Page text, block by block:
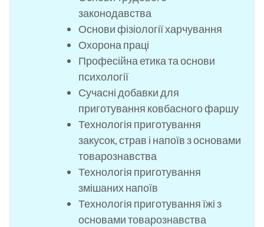
законодавства
Основи фізіології харчування
Охорона праці
Професійна етика та основи
психології
Сучасні добавки для
приготування ковбасного фаршу
Технологія приготування
закусок, страв і напоїв з основами
товарознавства
Технологія приготування
змішаних напоїв
Технологія приготування їжі з
основами товарознавства